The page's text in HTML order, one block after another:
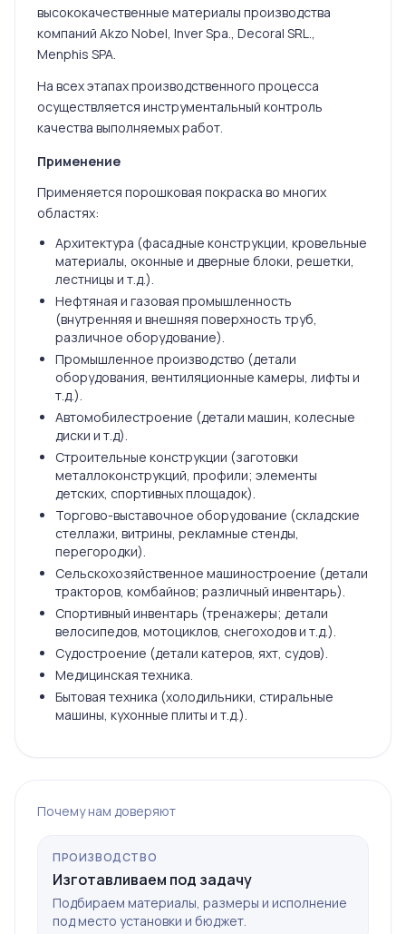
высококачественные материалы производства
компаний Akzo Nobel, Inver Spa., Decoral SRL.,
Menphis SPA.
На всех этапах производственного процесса
осуществляется инструментальный контроль
качества выполняемых работ.
Применение
Применяется порошковая покраска во многих
областях:
Архитектура (фасадные конструкции, кровельные
материалы, оконные и дверные блоки, решетки,
лестницы и т.д.).
Нефтяная и газовая промышленность
(внутренняя и внешняя поверхность труб,
различное оборудование).
Промышленное производство (детали
оборудования, вентиляционные камеры, лифты и
т.д.).
Автомобилестроение (детали машин, колесные
диски и т.д).
Строительные конструкции (заготовки
металлоконструкций, профили; элементы
детских, спортивных площадок).
Торгово-выставочное оборудование (складские
стеллажи, витрины, рекламные стенды,
перегородки).
Сельскохозяйственное машиностроение (детали
тракторов, комбайнов; различный инвентарь).
Спортивный инвентарь (тренажеры; детали
велосипедов, мотоциклов, снегоходов и т.д.).
Судостроение (детали катеров, яхт, судов).
Медицинская техника.
Бытовая техника (холодильники, стиральные
машины, кухонные плиты и т.д.).
Почему нам доверяют
ПРОИЗВОДСТВО
Изготавливаем под задачу
Подбираем материалы, размеры и исполнение
под место установки и бюджет.